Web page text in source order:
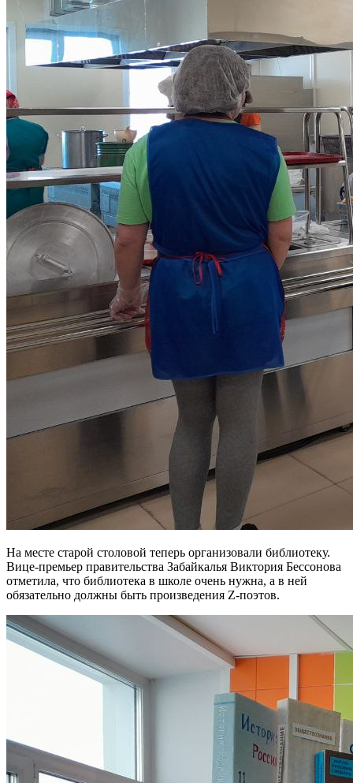
На месте старой столовой теперь организовали библиотеку.
Вице-премьер правительства Забайкалья Виктория Бессонова
отметила, что библиотека в школе очень нужна, а в ней
обязательно должны быть произведения Z-поэтов.